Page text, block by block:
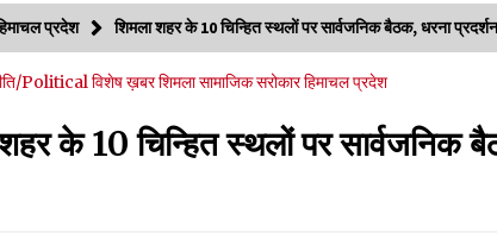
‘खामोश पहरेदार’, दुर्लभ हिमालयन “सीरो” कैमरे में कैद
प्रदेश शिमला शहर के 10 चिन्हित स्थलों पर सार्वजनिक बैठक, धरना
Politicalविशेष ख़बरशिमलासामाजिक सरोकारहिमाचल प्रदेश
के 10 चिन्हित स्थलों पर सार्वजनिक